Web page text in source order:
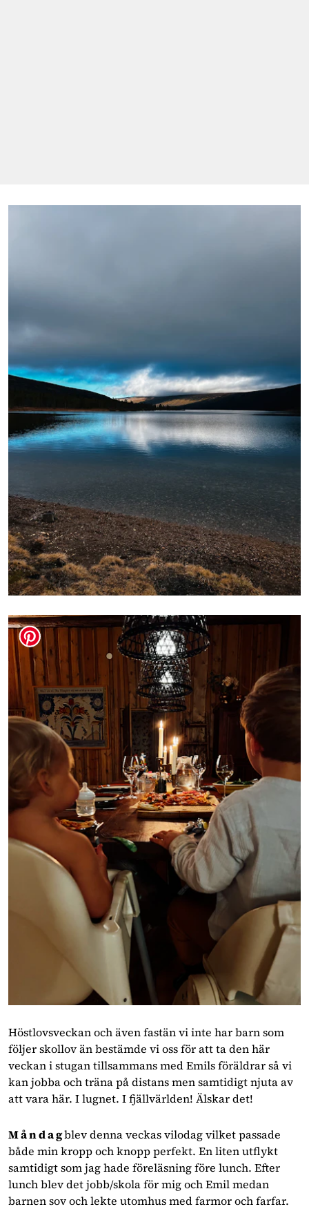
Höstlovsveckan och även fastän vi inte har barn som
följer skollov än bestämde vi oss för att ta den här
veckan i stugan tillsammans med Emils föräldrar så vi
kan jobba och träna på distans men samtidigt njuta av
att vara här. I lugnet. I fjällvärlden! Älskar det!
M å n d a gblev denna veckas vilodag vilket passade
både min kropp och knopp perfekt. En liten utflykt
samtidigt som jag hade föreläsning före lunch. Efter
lunch blev det jobb/skola för mig och Emil medan
barnen sov och lekte utomhus med farmor och farfar.